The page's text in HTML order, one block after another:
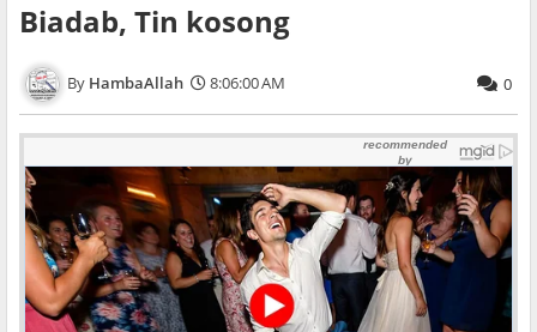
Biadab, Tin kosong
HambaAllah 8:06:00 AM 0